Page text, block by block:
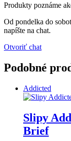
Produkty poznáme
Od pondelka do
napíšte na chat.
Otvoriť chat
Podobné
Addicted
Slipy
Brief